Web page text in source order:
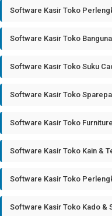
Software Kasir Toko
Software Kasir Toko
Software Kasir Toko Suku
Software Kasir Toko
Software Kasir Toko Furniture
Software Kasir Toko Kain &
Software Kasir Toko
Software Kasir Toko Kado &